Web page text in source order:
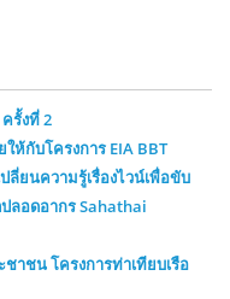
รั้งที่ 2
ห้กับโครงการ EIA BBT
ลี่ยนความรู้เรื่องไวน์เพื่อขับ
ลอดอากร Sahathai
าชน โครงการท่าเทียบเรือ